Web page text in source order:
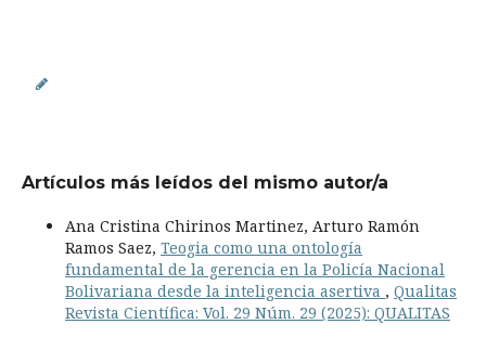
Artículos más leídos del mismo autor/a
Ana Cristina Chirinos Martinez, Arturo Ramón
Ramos Saez, Teogia como una ontología
fundamental de la gerencia en la Policía Nacional
Bolivariana desde la inteligencia asertiva , Qualitas
Revista Científica: Vol. 29 Núm. 29 (2025): QUALITAS